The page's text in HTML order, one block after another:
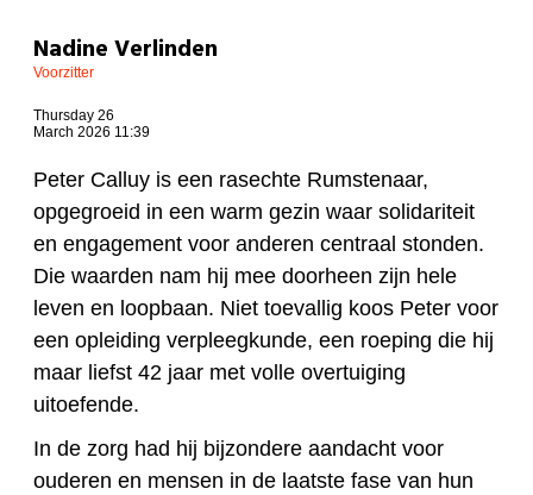
Kinderen en jongeren
Nadine Verlinden
Voorzitter
Thursday 26
March 2026 11:39
Peter Calluy is een rasechte Rumstenaar,
opgegroeid in een warm gezin waar solidariteit
en engagement voor anderen centraal stonden.
Die waarden nam hij mee doorheen zijn hele
leven en loopbaan. Niet toevallig koos Peter voor
een opleiding verpleegkunde, een roeping die hij
maar liefst 42 jaar met volle overtuiging
uitoefende.
In de zorg had hij bijzondere aandacht voor
ouderen en mensen in de laatste fase van hun